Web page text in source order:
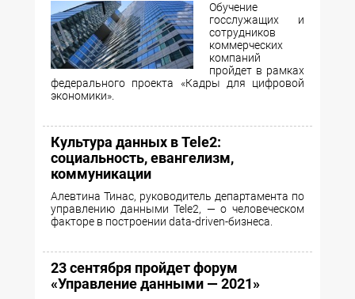
Обучение
госслужащих и
сотрудников
коммерческих
компаний
пройдет в рамках
федерального проекта «Кадры для цифровой
экономики».
Культура данных в Tele2:
социальность, евангелизм,
коммуникации
Алевтина Тинас, руководитель департамента по
управлению данными Tele2, — о человеческом
факторе в построении data-driven-бизнеса.
23 сентября пройдет форум
«Управление данными — 2021»